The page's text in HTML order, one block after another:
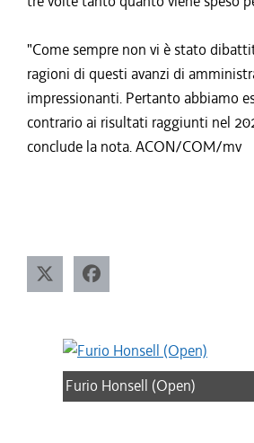
"Come sempre non vi è stato
ragioni di questi avanzi di
impressionanti. Pertanto abbiamo
contrario ai risultati raggiunti nel
conclude la nota. ACON/COM/mv
Furio Honsell (Open)